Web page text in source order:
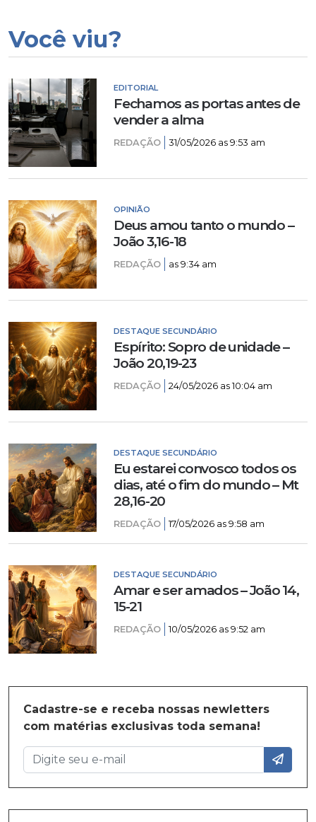
Você viu?
EDITORIAL
Fechamos as portas antes de
vender a alma
REDAÇÃO 31/05/2026 as 9:53 am
OPINIÃO
Deus amou tanto o mundo –
João 3,16-18
REDAÇÃO as 9:34 am
DESTAQUE SECUNDÁRIO
Espírito: Sopro de unidade –
João 20,19-23
REDAÇÃO 24/05/2026 as 10:04 am
DESTAQUE SECUNDÁRIO
Eu estarei convosco todos os
dias, até o fim do mundo – Mt
28,16-20
REDAÇÃO 17/05/2026 as 9:58 am
DESTAQUE SECUNDÁRIO
Amar e ser amados – João 14,
15-21
REDAÇÃO 10/05/2026 as 9:52 am
Cadastre-se e receba nossas newletters
com matérias exclusivas toda semana!